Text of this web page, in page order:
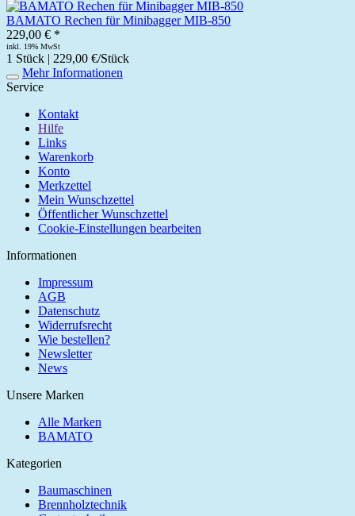
BAMATO Rechen für Minibagger MIB-850
229,00 € *
inkl. 19% MwSt
1 Stück | 229,00 €/Stück
Mehr Informationen
Service
Kontakt
Hilfe
Links
Warenkorb
Konto
Merkzettel
Mein Wunschzettel
Öffentlicher Wunschzettel
Cookie-Einstellungen bearbeiten
Informationen
Impressum
AGB
Datenschutz
Widerrufsrecht
Wie bestellen?
Newsletter
News
Unsere Marken
Alle Marken
BAMATO
Kategorien
Baumaschinen
Brennholztechnik